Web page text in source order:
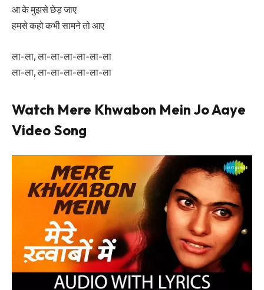
आ के मुझसे छेड़ जाए
हमसे कहो कभी सामने तो आए
ला-ला, ला-ला-ला-ला-ला-ला
ला-ला, ला-ला-ला-ला-ला-ला
Watch Mere Khwabon Mein Jo Aaye
Video Song